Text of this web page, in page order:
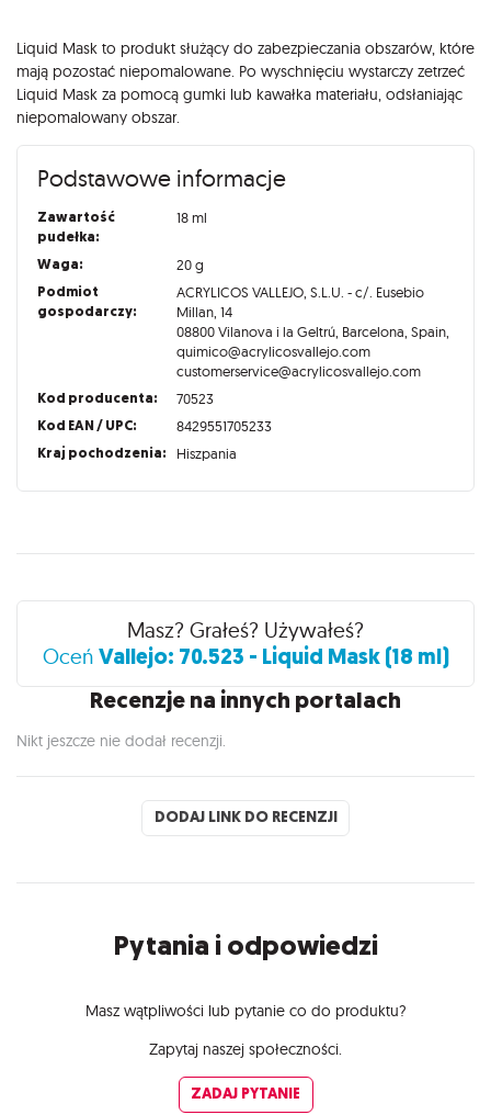
Opis
Liquid Mask to produkt służący do zabezpieczania obszarów, które
mają pozostać niepomalowane. Po wyschnięciu wystarczy zetrzeć
Liquid Mask za pomocą gumki lub kawałka materiału, odsłaniając
niepomalowany obszar.
Podstawowe informacje
Zawartość
pudełka:
18 ml
Waga: 20 g
Podmiot
gospodarczy:
ACRYLICOS VALLEJO, S.L.U. - c/. Eusebio
Millan, 14
08800 Vilanova i la Geltrú, Barcelona, Spain,
quimico@acrylicosvallejo.com
customerservice@acrylicosvallejo.com
Kod producenta: 70523
Kod EAN / UPC: 8429551705233
Kraj pochodzenia: Hiszpania
Recenzje
Masz? Grałeś? Używałeś?
Oceń Vallejo: 70.523 - Liquid Mask (18 ml)
Recenzje na innych portalach
Nikt jeszcze nie dodał recenzji.
DODAJ LINK DO RECENZJI
Pytania i odpowiedzi
Masz wątpliwości lub pytanie co do produktu?
Zapytaj naszej społeczności.
ZADAJ PYTANIE